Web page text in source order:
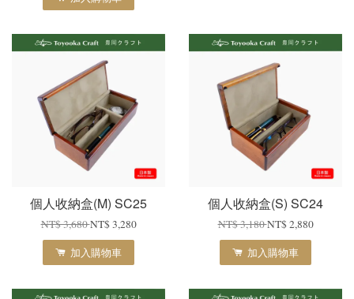
個人收納盒(M) SC25
NT$ 3,680NT$ 3,280
加入購物車
個人收納盒(S) SC24
NT$ 3,180NT$ 2,880
加入購物車